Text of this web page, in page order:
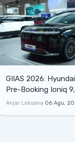
GIIAS 2026:
Pre-Booking Ioniq
Rp1,49 Miliar
Anjar Leksana 06 Agu,